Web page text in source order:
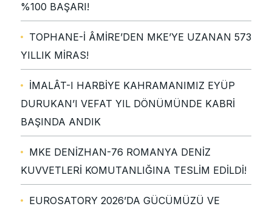
%100 BAŞARI!
TOPHANE-İ ÂMİRE’DEN MKE’YE UZANAN 573
YILLIK MİRAS!
İMALÂT-I HARBİYE KAHRAMANIMIZ EYÜP
DURUKAN’I VEFAT YIL DÖNÜMÜNDE KABRİ
BAŞINDA ANDIK
MKE DENİZHAN-76 ROMANYA DENİZ
KUVVETLERİ KOMUTANLIĞINA TESLİM EDİLDİ!
EUROSATORY 2026’DA GÜCÜMÜZÜ VE